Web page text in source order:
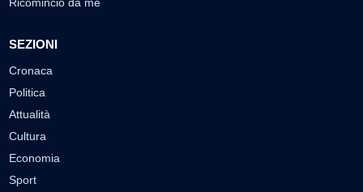
Ricomincio da me
SEZIONI
Cronaca
Politica
Attualità
Cultura
Economia
Sport